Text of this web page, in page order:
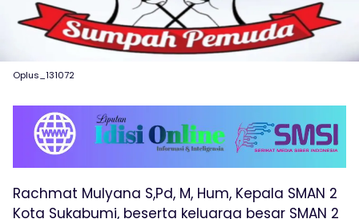
Oplus_131072
Rachmat Mulyana S,Pd, M, Hum, Kepala SMAN 2
Kota Sukabumi, beserta keluarga besar SMAN 2